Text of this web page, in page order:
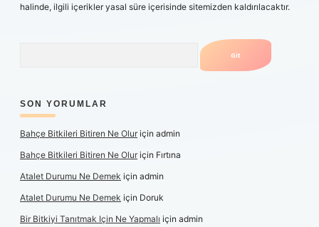
halinde, ilgili içerikler yasal süre içerisinde sitemizden kaldırılacaktır.
SON YORUMLAR
Bahçe Bitkileri Bitiren Ne Oluriçin admin
Bahçe Bitkileri Bitiren Ne Oluriçin Fırtına
Atalet Durumu Ne Demek için admin
Atalet Durumu Ne Demek için Doruk
Bir Bitkiyi Tanıtmak Için Ne Yapmalı için admin